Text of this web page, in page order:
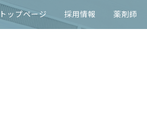
トップページ 採用情報 薬剤師